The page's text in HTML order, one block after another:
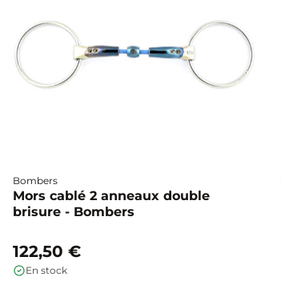
Bombers
Mors cablé 2 anneaux double
brisure - Bombers
122,50 €
En stock